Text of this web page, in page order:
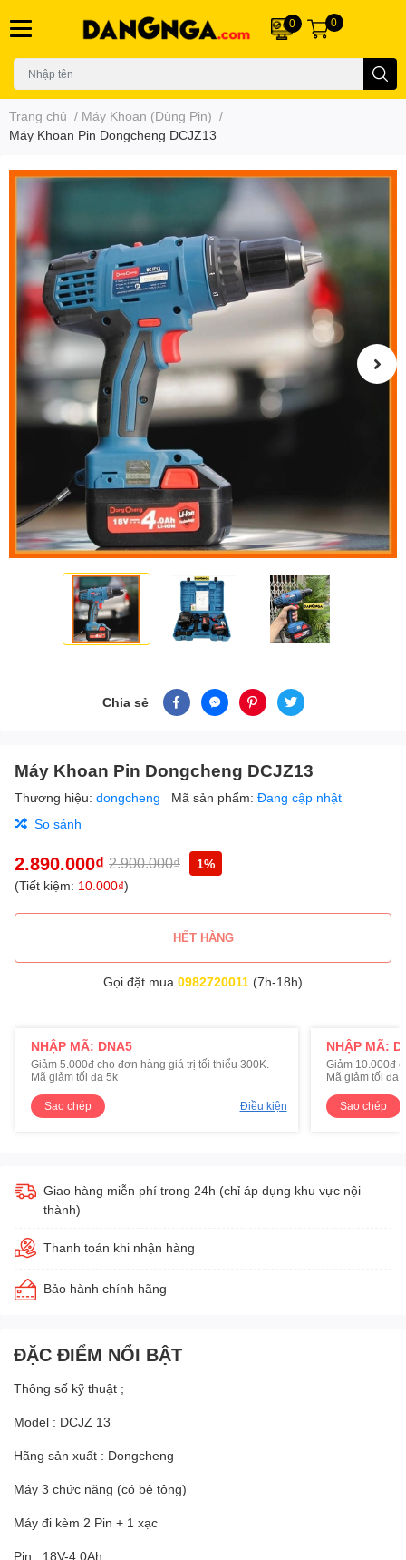
0 0
Trang chủ / Máy Khoan (Dùng Pin) /
Máy Khoan Pin Dongcheng DCJZ13
Chia sẻ
Máy Khoan Pin Dongcheng DCJZ13
Thương hiệu: dongcheng Mã sản phẩm: Đang cập nhật
So sánh
2.890.000₫ 2.900.000₫
1%
(Tiết kiệm: 10.000₫)
HẾT HÀNG
Gọi đặt mua 0982720011 (7h-18h)
NHẬP MÃ: DNA5
Giảm 5.000đ cho đơn hàng giá trị tối thiểu 300K.
Mã giảm tối đa 5k
Sao chép Điều kiện
NHẬP MÃ:
Giảm 10.000đ
Mã giảm tối đa
Sao chép
Giao hàng miễn phí trong 24h (chỉ áp dụng khu vực nội
thành)
Thanh toán khi nhận hàng
Bảo hành chính hãng
ĐẶC ĐIỂM NỔI BẬT
Thông số kỹ thuật ;
Model : DCJZ 13
Hãng sản xuất : Dongcheng
Máy 3 chức năng (có bê tông)
Máy đi kèm 2 Pin + 1 xạc
Pin : 18V-4.0Ah